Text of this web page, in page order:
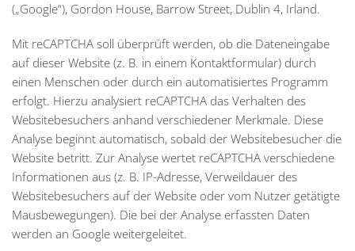
(„Google“), Gordon House, Barrow Street, Dublin 4, Irland.
Mit reCAPTCHA soll überprüft werden, ob die Dateneingabe
auf dieser Website (z. B. in einem Kontaktformular) durch
einen Menschen oder durch ein automatisiertes Programm
erfolgt. Hierzu analysiert reCAPTCHA das Verhalten des
Websitebesuchers anhand verschiedener Merkmale. Diese
Analyse beginnt automatisch, sobald der Websitebesucher die
Website betritt. Zur Analyse wertet reCAPTCHA verschiedene
Informationen aus (z. B. IP-Adresse, Verweildauer des
Websitebesuchers auf der Website oder vom Nutzer getätigte
Mausbewegungen). Die bei der Analyse erfassten Daten
werden an Google weitergeleitet.